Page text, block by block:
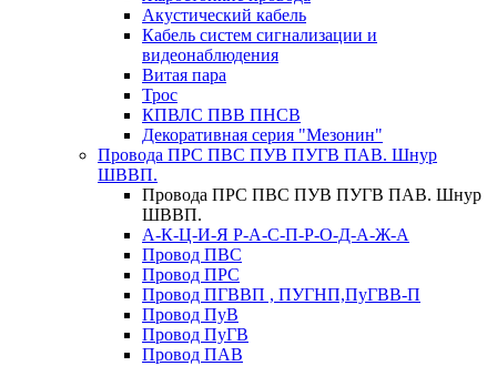
Акустический кабель
Кабель систем сигнализации и
видеонаблюдения
Витая пара
Трос
КПВЛС ПВВ ПНСВ
Декоративная серия "Мезонин"
Провода ПРС ПВС ПУВ ПУГВ ПАВ. Шнур
ШВВП.
Провода ПРС ПВС ПУВ ПУГВ ПАВ. Шнур
ШВВП.
А-К-Ц-И-Я Р-А-С-П-Р-О-Д-А-Ж-А
Провод ПВС
Провод ПРС
Провод ПГВВП , ПУГНП,ПуГВВ-П
Провод ПуВ
Провод ПуГВ
Провод ПАВ